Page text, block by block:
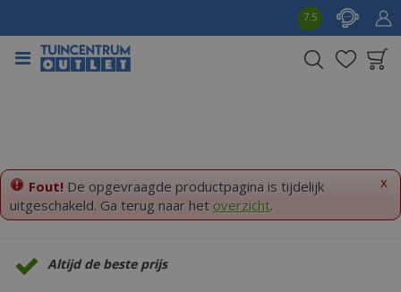
t
n
7.5
x
Fout! De opgevraagde productpagina is tijdelijk
uitgeschakeld. Ga terug naar het overzicht.
Altijd de beste prijs